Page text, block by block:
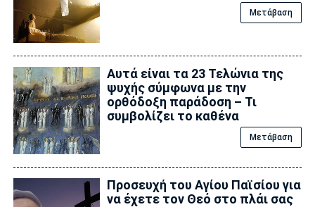
Μετάβαση
Αυτά είναι τα 23 Τελώνια της
ψυχής σύμφωνα με την
ορθόδοξη παράδοση – Τι
συμβολίζει το καθένα
Μετάβαση
Προσευχή του Αγίου Παϊσίου για
να έχετε τον Θεό στο πλάι σας